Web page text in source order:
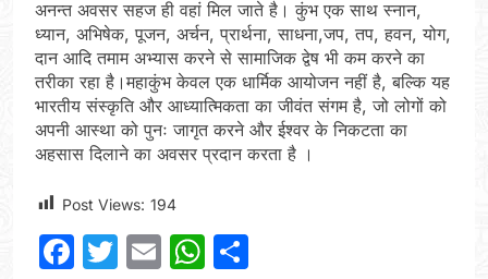
अनन्त अवसर सहज ही वहां मिल जाते है। कुंभ एक साथ स्नान,
ध्यान, अभिषेक, पूजन, अर्चन, प्रार्थना, साधना,जप, तप, हवन, योग,
दान आदि तमाम अभ्यास करने से सामाजिक द्वेष भी कम करने का
तरीका रहा है।महाकुंभ केवल एक धार्मिक आयोजन नहीं है, बल्कि यह
भारतीय संस्कृति और आध्यात्मिकता का जीवंत संगम है, जो लोगों को
अपनी आस्था को पुनः जागृत करने और ईश्वर के निकटता का
अहसास दिलाने का अवसर प्रदान करता है ।
Post Views: 194
Facebook
Twitter
EmailWhatsApp